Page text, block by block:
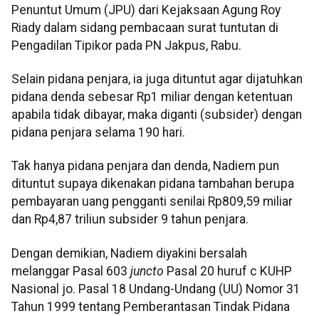
Penuntut Umum (JPU) dari Kejaksaan Agung Roy
Riady dalam sidang pembacaan surat tuntutan di
Pengadilan Tipikor pada PN Jakpus, Rabu.
Selain pidana penjara, ia juga dituntut agar dijatuhkan
pidana denda sebesar Rp1 miliar dengan ketentuan
apabila tidak dibayar, maka diganti (subsider) dengan
pidana penjara selama 190 hari.
Tak hanya pidana penjara dan denda, Nadiem pun
dituntut supaya dikenakan pidana tambahan berupa
pembayaran uang pengganti senilai Rp809,59 miliar
dan Rp4,87 triliun subsider 9 tahun penjara.
Dengan demikian, Nadiem diyakini bersalah
melanggar Pasal 603 juncto Pasal 20 huruf c KUHP
Nasional jo. Pasal 18 Undang-Undang (UU) Nomor 31
Tahun 1999 tentang Pemberantasan Tindak Pidana